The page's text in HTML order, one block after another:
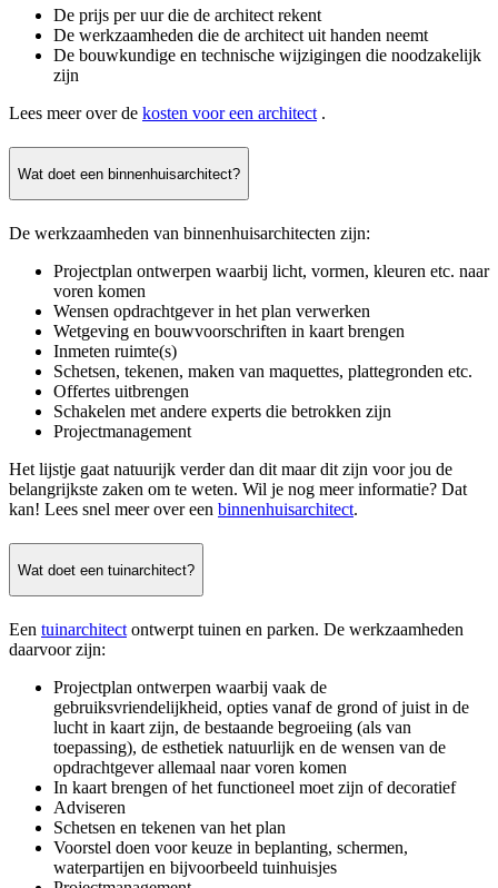
De prijs per uur die de architect rekent
De werkzaamheden die de architect uit handen neemt
De bouwkundige en technische wijzigingen die noodzakelijk
zijn
Lees meer over de kosten voor een architect .
Wat doet een binnenhuisarchitect?
De werkzaamheden van binnenhuisarchitecten zijn:
Projectplan ontwerpen waarbij licht, vormen, kleuren etc. naar
voren komen
Wensen opdrachtgever in het plan verwerken
Wetgeving en bouwvoorschriften in kaart brengen
Inmeten ruimte(s)
Schetsen, tekenen, maken van maquettes, plattegronden etc.
Offertes uitbrengen
Schakelen met andere experts die betrokken zijn
Projectmanagement
Het lijstje gaat natuurijk verder dan dit maar dit zijn voor jou de
belangrijkste zaken om te weten. Wil je nog meer informatie? Dat
kan! Lees snel meer over een binnenhuisarchitect.
Wat doet een tuinarchitect?
Een tuinarchitect ontwerpt tuinen en parken. De werkzaamheden
daarvoor zijn:
Projectplan ontwerpen waarbij vaak de
gebruiksvriendelijkheid, opties vanaf de grond of juist in de
lucht in kaart zijn, de bestaande begroeiing (als van
toepassing), de esthetiek natuurlijk en de wensen van de
opdrachtgever allemaal naar voren komen
In kaart brengen of het functioneel moet zijn of decoratief
Adviseren
Schetsen en tekenen van het plan
Voorstel doen voor keuze in beplanting, schermen,
waterpartijen en bijvoorbeeld tuinhuisjes